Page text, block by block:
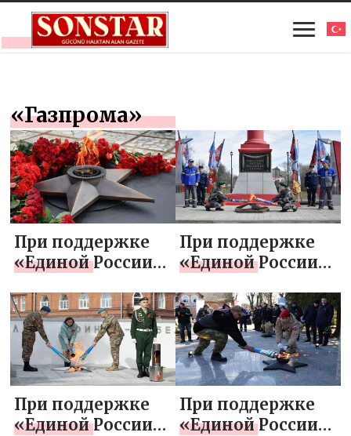
«Газпрома»
При поддержке
«Единой России»
Вечный огонь
зажгли в деревне
Ершово
Псковской
области
При поддержке
«Единой России»
Вечный огонь
зажгли в городе
Костерево
Владимирской
области
При поддержке
«Единой России»
При поддержке
«Единой России»